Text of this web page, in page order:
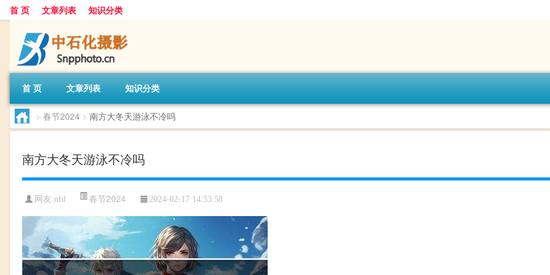
首 页 文章列表 知识分类
首 页 文章列表 知识分类
> 春节2024 > 南方大冬天游泳不冷吗
南方大冬天游泳不冷吗
网友:nfd 春节2024 2024-02-17 14:53:58